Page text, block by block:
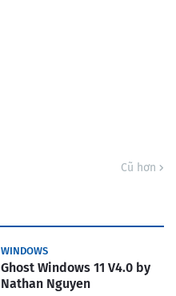
Cũ hơn
WINDOWS
Ghost Windows 11 V4.0 by
Nathan Nguyen